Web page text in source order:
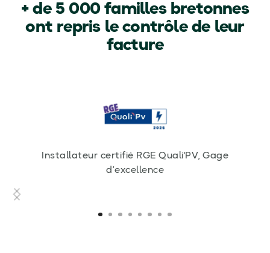
+ de 5 000 familles bretonnes
ont repris le contrôle de leur
facture
Installateur certifié RGE Quali'PV, Gage
d’excellence